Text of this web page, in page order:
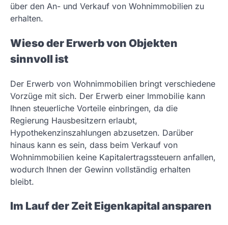
über den An- und Verkauf von Wohnimmobilien zu
erhalten.
Wieso der Erwerb von Objekten
sinnvoll ist
Der Erwerb von Wohnimmobilien bringt verschiedene
Vorzüge mit sich. Der Erwerb einer Immobilie kann
Ihnen steuerliche Vorteile einbringen, da die
Regierung Hausbesitzern erlaubt,
Hypothekenzinszahlungen abzusetzen. Darüber
hinaus kann es sein, dass beim Verkauf von
Wohnimmobilien keine Kapitalertragssteuern anfallen,
wodurch Ihnen der Gewinn vollständig erhalten
bleibt.
Im Lauf der Zeit Eigenkapital ansparen